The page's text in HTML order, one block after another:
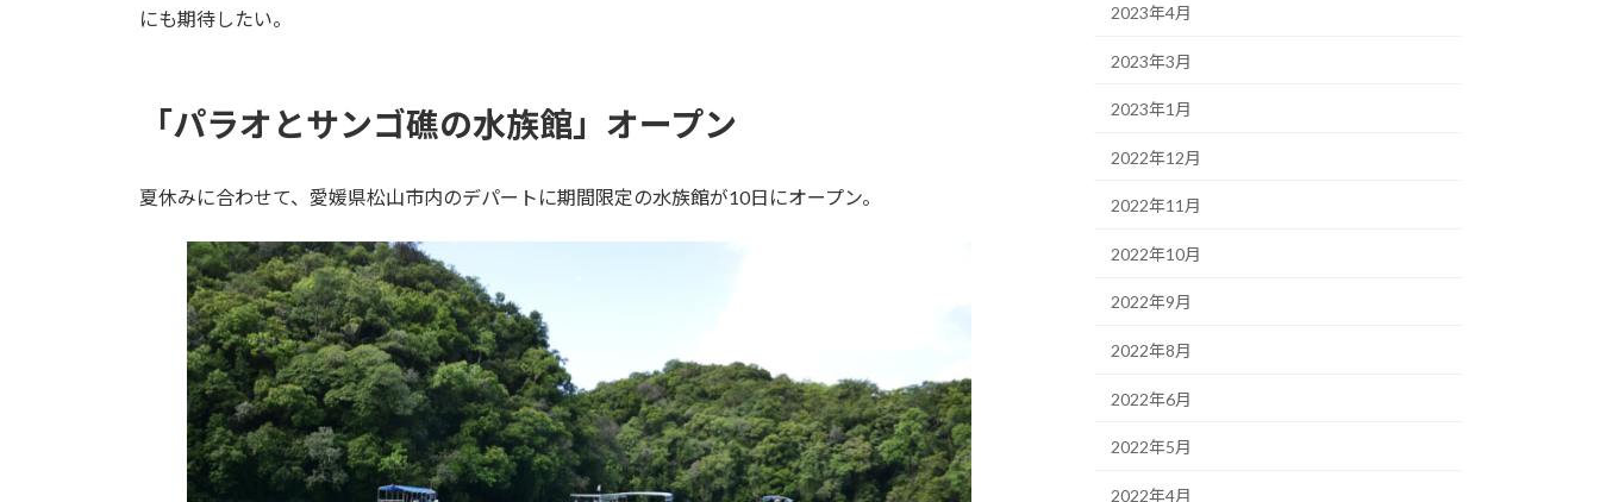
にも期待したい。
「パラオとサンゴ礁の水族館」オープン
夏休みに合わせて、愛媛県松山市内のデパートに期間限定の水族館が10日にオープン。
2023年4月
2023年3月
2023年1月
2022年12月
2022年11月
2022年10月
2022年9月
2022年8月
2022年6月
2022年5月
2022年4月